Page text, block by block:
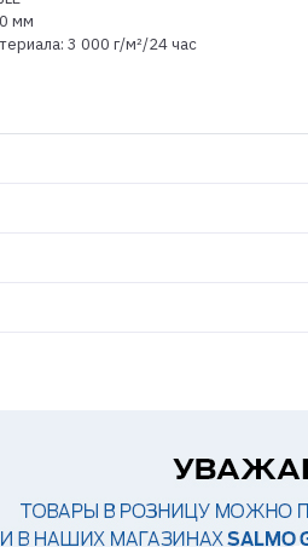
мм
3 000 г/м²/24 час